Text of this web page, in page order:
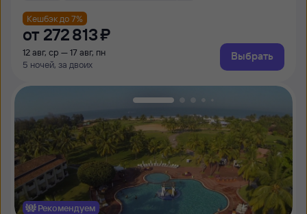
Кешбэк до 7%
от 272 ⁠813 ⁠₽
12 авг, ср — 17 авг, пн
5 ночей, за двоих
Выбрать
Рекомендуем